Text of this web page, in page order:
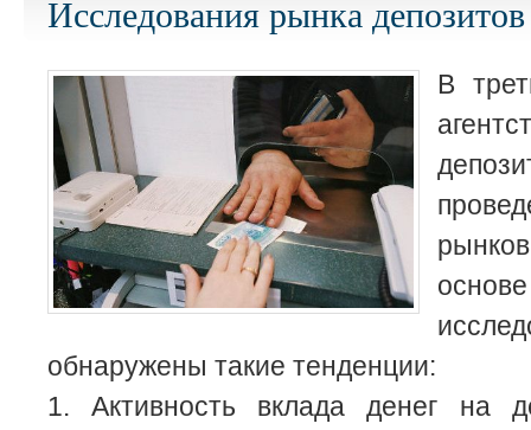
Исследования рынка
В
обнаружены такие тенденции:
1. Активность вклада денег на